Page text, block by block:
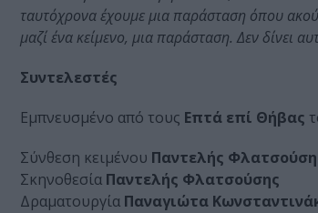
ταυτόχρονα έχουμε μια παράσταση όπου
μαζί ένα κείμενο, μια παράσταση. Δεν δίνει
Συντελεστές
Εμπνευσμένο από τους Επτά επί Θήβας
Σύνθεση κειμένου Παντελής
Σκηνοθεσία Παντελής Φλατσούσης
Δραματουργία Παναγιώτα